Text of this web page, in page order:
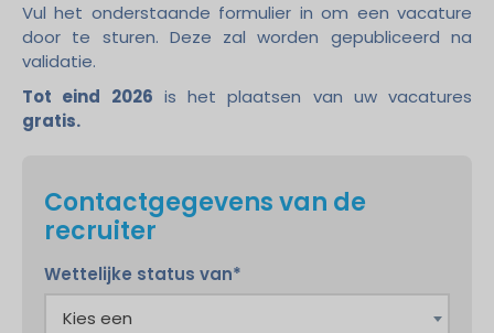
Vul het onderstaande formulier in om een vacature
door te sturen. Deze zal worden gepubliceerd na
validatie.
Tot eind 2026 is het plaatsen van uw vacatures
gratis.
Contactgegevens van de
recruiter
Wettelijke status van*